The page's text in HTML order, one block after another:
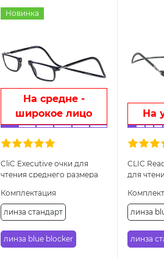
Новинка
На средне -
широкое лицо
CliC Executive очки для
чтения среднего размера
Комплектация
линза стандарт
линза blue blocker
На
CLIC
для
линза
линза